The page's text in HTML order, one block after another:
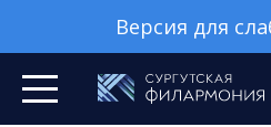
Версия для